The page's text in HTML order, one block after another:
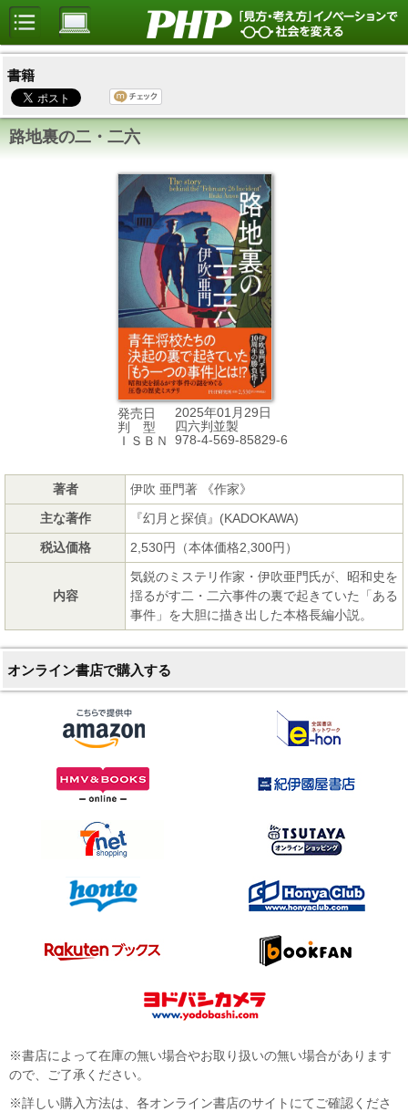
書籍
路地裏の二・二六
発売日
2025年01月29日
判 型
四六判並製
ＩＳＢＮ
978-4-569-85829-6
著者
伊吹 亜門著 《作家》
主な著作
『幻月と探偵』(KADOKAWA)
税込価格
2,530円（本体価格2,300円）
内容
気鋭のミステリ作家・伊吹亜門氏が、昭和史を
揺るがす二・二六事件の裏で起きていた「ある
事件」を大胆に描き出した本格長編小説。
オンライン書店で購入する
※書店によって在庫の無い場合やお取り扱いの無い場合があります
ので、ご了承ください。
※詳しい購入方法は、各オンライン書店のサイトにてご確認くださ